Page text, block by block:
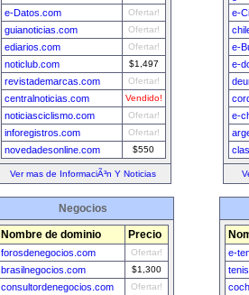
e-Datos.com Ofertar!
guianoticias.com Ofertar!
ediarios.com Ofertar!
noticlub.com $1,497
revistademarcas.com Ofertar!
centralnoticias.com Vendido!
noticiasciclismo.com Ofertar!
inforegistros.com Ofertar!
novedadesonline.com $550
Ver mas de InformaciÃ³n Y Noticias
e-
e-
e-
e-
Negocios
Nombre de dominio Precio
forosdenegocios.com Ofertar!
brasilnegocios.com $1,300
consultordenegocios.com Ofertar!
e-